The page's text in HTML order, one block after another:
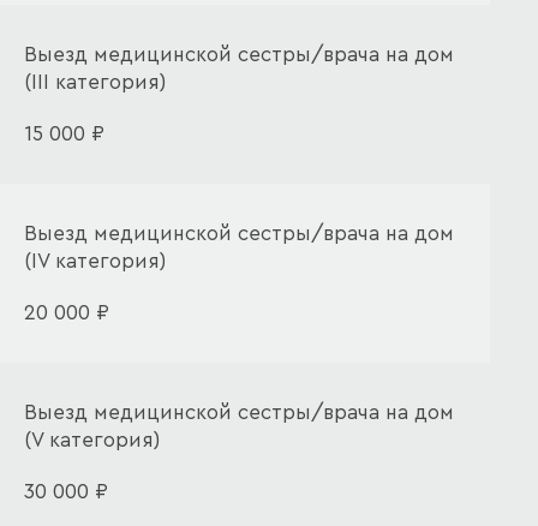
Выезд медицинской сестры/врача на дом
(III категория)
15 000 ₽
Выезд медицинской сестры/врача на дом
(IV категория)
20 000 ₽
Выезд медицинской сестры/врача на дом
(V категория)
30 000 ₽